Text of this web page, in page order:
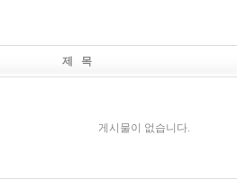
제 목
게시물이 없습니다.